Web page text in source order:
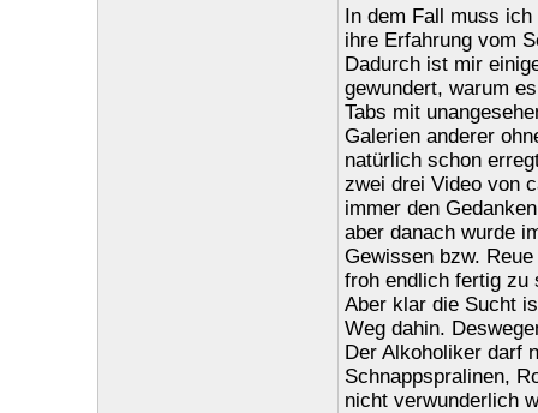
In dem Fall muss
ihre Erfahrung vom
Dadurch ist mir
gewundert, warum
Tabs mit
Galerien anderer
natürlich schon
zwei drei Video von
immer den
aber danach wurde
Gewissen bzw.
froh endlich fertig zu
Aber klar die Sucht
Weg dahin.
Der Alkoholiker darf
Schnappspralinen,
nicht verwunderlich